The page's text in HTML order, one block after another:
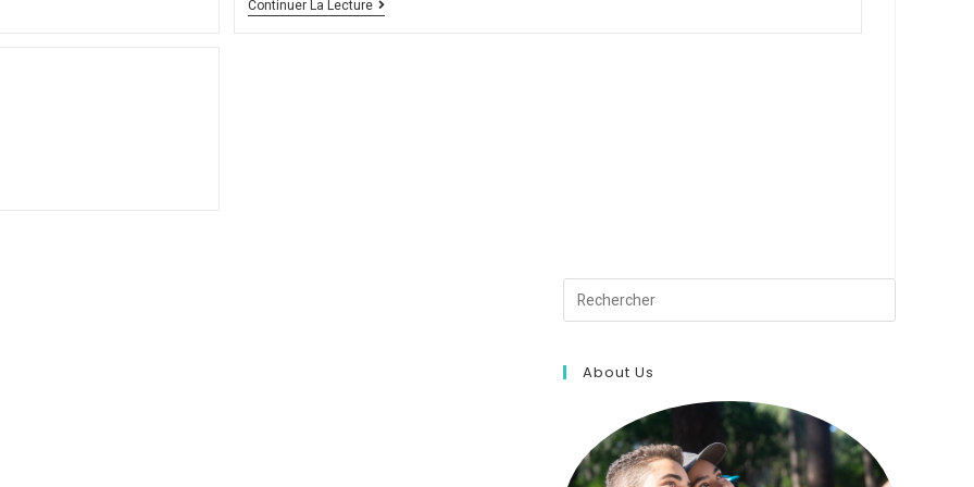
Continuer La Lecture
About Us